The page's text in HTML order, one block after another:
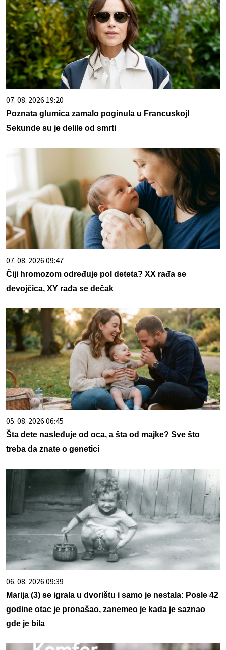
07. 08. 2026 19:20
Poznata glumica zamalo poginula u Francuskoj!
Sekunde su je delile od smrti
07. 08. 2026 09:47
Čiji hromozom određuje pol deteta? XX rađa se
devojčica, XY rađa se dečak
05. 08. 2026 06:45
Šta dete nasleđuje od oca, a šta od majke? Sve što
treba da znate o genetici
06. 08. 2026 09:39
Marija (3) se igrala u dvorištu i samo je nestala: Posle 42
godine otac je pronašao, zanemeo je kada je saznao
gde je bila